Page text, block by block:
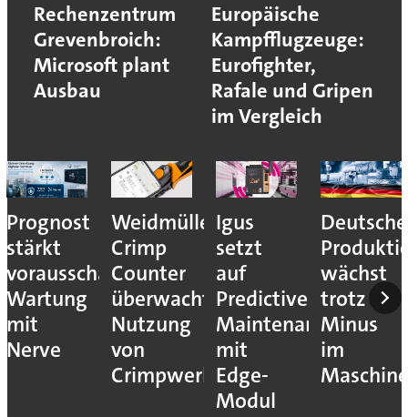
Rechenzentrum
Grevenbroich:
Microsoft plant
Ausbau
Europäische
Kampfflugzeuge:
Eurofighter,
Rafale und Gripen
im Vergleich
Prognost
stärkt
vorausschauende
Wartung
mit
Nerve
Weidmüller:
Crimp
Counter
überwacht
Nutzung
von
Crimpwerkzeugen
Igus
setzt
auf
Predictive
Maintenance
mit
Edge-
Modul
Deutsche
wächst
trotz
Minus
im